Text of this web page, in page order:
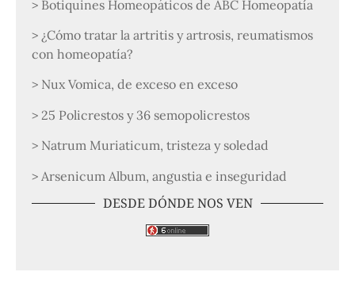
> Botiquines Homeopáticos de ABC Homeopatía
> ¿Cómo tratar la artritis y artrosis, reumatismos
con homeopatía?
> Nux Vomica, de exceso en exceso
> 25 Policrestos y 36 semopolicrestos
> Natrum Muriaticum, tristeza y soledad
> Arsenicum Album, angustia e inseguridad
DESDE DÓNDE NOS VEN